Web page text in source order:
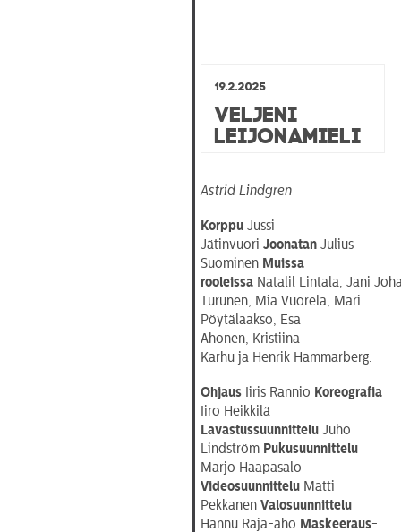
19.2.2025
Veljeni
Leijonamieli
Astrid Lindgren
Korppu Jussi
Jätinvuori Joonatan Julius
Suominen Muissa
rooleissa Natalil Lintala, Jani
Turunen, Mia Vuorela, Mari
Pöytälaakso, Esa
Ahonen, Kristiina
Karhu ja Henrik Hammarberg.
Ohjaus Iiris Rannio Koreografia
Iiro Heikkilä
Lavastussuunnittelu Juho
Lindström Pukusuunnittelu
Marjo Haapasalo
Videosuunnittelu Matti
Pekkanen Valosuunnittelu
Hannu Raja-aho Maskeeraus-